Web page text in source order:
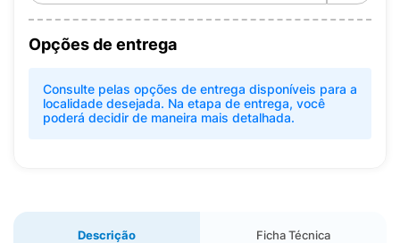
Opções de entrega
Consulte pelas opções de entrega disponíveis para a
localidade desejada. Na etapa de entrega, você
poderá decidir de maneira mais detalhada.
Descrição Ficha Técnica